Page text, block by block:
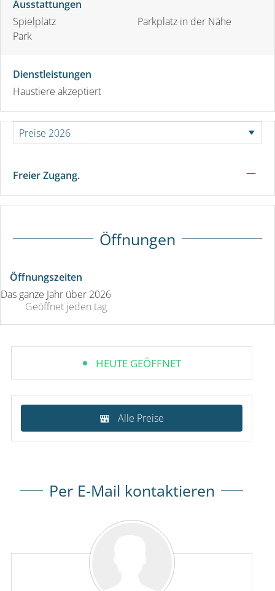
Ausstattungen
Spielplatz
Park
Parkplatz in der Nähe
Dienstleistungen
Haustiere akzeptiert
Freier Zugang. —
Öffnungen
Öffnungszeiten
Das ganze Jahr über 2026
Geöffnet jeden tag
HEUTE GEÖFFNET
Alle Preise
Per E-Mail kontaktieren